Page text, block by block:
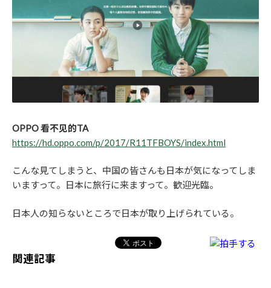
OPPO 看不见的TA
https://hd.oppo.com/p/2017/R11TFBOYS/index.html
こんな見てしまうと、中国の皆さんも日本が気になってしま
いますって。日本に旅行に来ますって。歓迎光臨。
日本人の知らないところで日本が取り上げられている。
関連記事